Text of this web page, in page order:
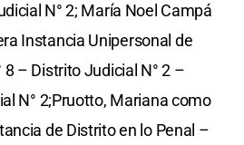
N° 2; María Noel Campá
Instancia Unipersonal de
– Distrito Judicial N° 2 –
N° 2;Pruotto, Mariana como
de Distrito en lo Penal –